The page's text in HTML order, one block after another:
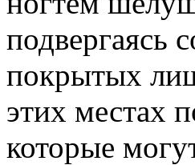
подвергаясь
покрытых
этих местах
которые